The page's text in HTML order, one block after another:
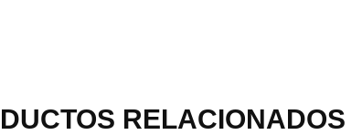
RELACIONADOS